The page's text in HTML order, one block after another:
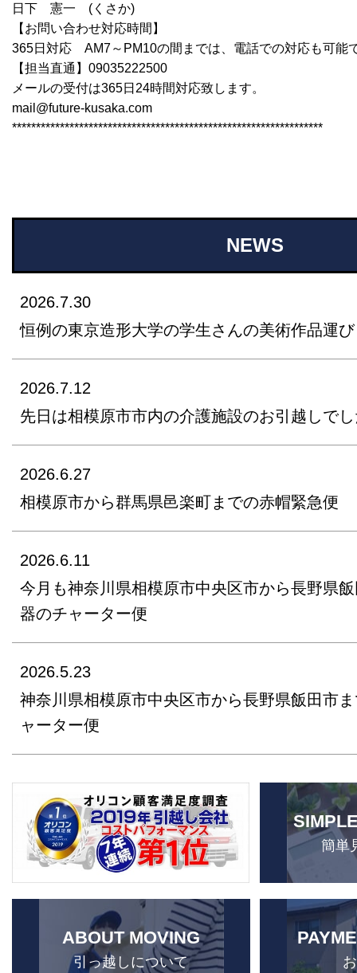
日下 憲一 (くさか)
【お問い合わせ対応時間】
365日対応 AM7～PM10の間までは、電話での対応も可能
【担当直通】09035222500
メールの受付は365日24時間対応致します。
mail@future-kusaka.com
*****************************************************************
NEWS
2026.7.30
恒例の東京造形大学の学生さんの美術作品運び
2026.7.12
先日は相模原市市内の介護施設のお引越しで
2026.6.27
相模原市から群馬県邑楽町までの赤帽緊急便
2026.6.11
今月も神奈川県相模原市中央区市から長野県
器のチャーター便
2026.5.23
神奈川県相模原市中央区市から長野県飯田市
ャーター便
簡単
ABOUT MOVING
引っ越しについて